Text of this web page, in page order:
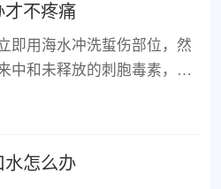
才不疼痛
即用海水冲洗蜇伤部位，然
中和未释放的刺胞毒素，从
水怎么办